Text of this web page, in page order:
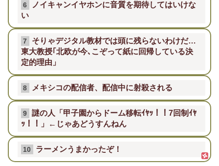
6
ノイキャンイヤホンに音質を期待してはいけな
い
7
そりゃデジタル教材では頭に残らないわけだ…
東大教授｢北欧が今､こぞって紙に回帰している決
定的理由」
8 メキシコの配信者、配信中に射殺される
9
謎の人「甲子園からドーム移転ｲﾔｯ！！7回制ｲﾔ
ｯ！！」←じゃあどうすんねん
10 ラーメンうまかったぞ！